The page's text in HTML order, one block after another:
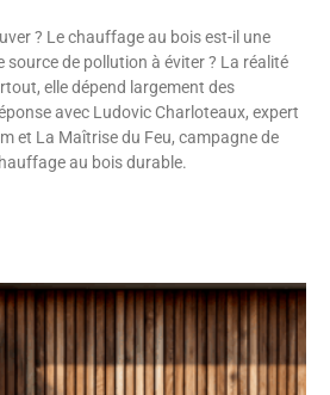
? Le chauffage au bois est-il une
source de pollution à éviter ? La réalité
elle dépend largement des
avec Ludovic Charloteaux, expert
et La Maîtrise du Feu, campagne de
au bois durable.